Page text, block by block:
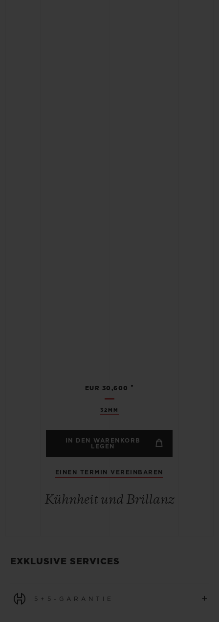
32MM
EUR 30,600 •
IN DEN WARENKORB
LEGEN
EINEN TERMIN VEREINBAREN
Kühnheit und Brillanz
EXKLUSIVE SERVICES
5+5-GARANTIE +